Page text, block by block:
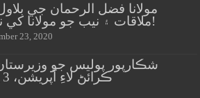
مولانا فضل الرحمان جي
ملاقات ۽ نيب جو مولانا کي نوٽيس!
23, 2020
ڪرائڻ لاءِ آپريشن، 3 پوليس اهلڪار شهيد